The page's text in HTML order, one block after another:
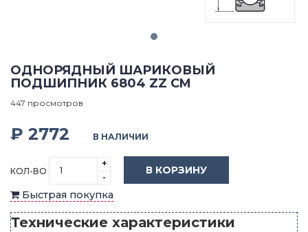
ОДНОРЯДНЫЙ ШАРИКОВЫЙ
ПОДШИПНИК 6804 ZZ CM
447 просмотров
₽ 2772 В НАЛИЧИИ
КОЛ-ВО
+
-
В КОРЗИНУ
Быстрая покупка
Технические характеристики